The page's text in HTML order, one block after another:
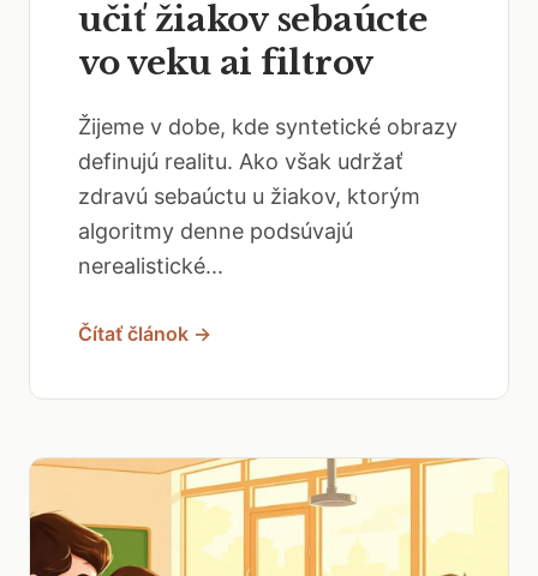
učiť žiakov sebaúcte
vo veku ai filtrov
Žijeme v dobe, kde syntetické obrazy
definujú realitu. Ako však udržať
zdravú sebaúctu u žiakov, ktorým
algoritmy denne podsúvajú
nerealistické...
Čítať článok →